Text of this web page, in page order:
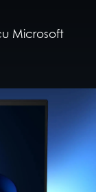
Microsoft